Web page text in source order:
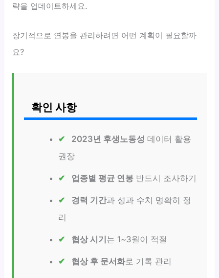
략을 업데이트하세요.
장기적으로 연봉을 관리하려면 어떤 계획이 필요할까
요?
확인 사항
2023년 후생노동성 데이터 활용
권장
업종별 평균 연봉반드시 조사하기
경력 기간과 성과 수치 명확히 정
리
협상 시기 는 1~3월이 적절
협상 후 문서화로 기록 관리